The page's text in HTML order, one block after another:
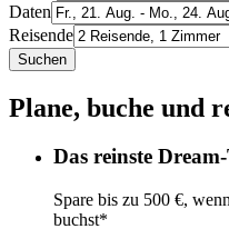
Daten
Reisende
Suchen
Plane, buche und
Das reinste
Spare bis zu 500 €,
buchst*